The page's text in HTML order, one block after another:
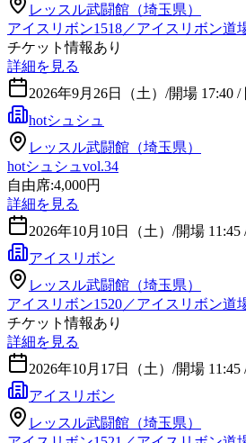
レッスル武闘館（埼玉県）
アイスリボン1518／アイスリボン道
チケット情報あり
詳細を見る
2026年9月26日（土） /開場 17:40 /
hotシュシュ
レッスル武闘館（埼玉県）
hotシュシュvol.34
自由席:4,000円
詳細を見る
2026年10月10日（土） /開場 11:45
アイスリボン
レッスル武闘館（埼玉県）
アイスリボン1520／アイスリボン道
チケット情報あり
詳細を見る
2026年10月17日（土） /開場 11:45
アイスリボン
レッスル武闘館（埼玉県）